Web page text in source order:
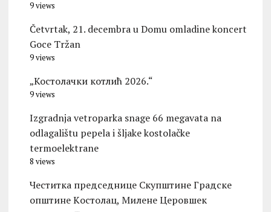
9 views
Četvrtak, 21. decembra u Domu omladine koncert
Goce Tržan
9 views
„Костолачки котлић 2026.“
9 views
Izgradnja vetroparka snage 66 megavata na
odlagalištu pepela i šljake kostolačke
termoelektrane
8 views
Честитка председнице Скупштине Градске
општине Kостолац, Милене Церовшек